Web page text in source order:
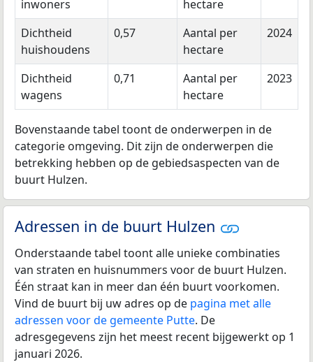
inwoners
hectare
Dichtheid
huishoudens
0,57
Aantal per
hectare
2024
Dichtheid
wagens
0,71
Aantal per
hectare
2023
Bovenstaande tabel toont de onderwerpen in de
categorie omgeving. Dit zijn de onderwerpen die
betrekking hebben op de gebiedsaspecten van de
buurt Hulzen.
Adressen in de buurt Hulzen
Onderstaande tabel toont alle unieke combinaties
van straten en huisnummers voor de buurt Hulzen.
Één straat kan in meer dan één buurt voorkomen.
Vind de buurt bij uw adres op de pagina met alle
adressen voor de gemeente Putte. De
adresgegevens zijn het meest recent bijgewerkt op 1
januari 2026.